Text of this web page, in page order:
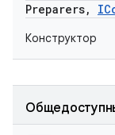
Preparers,
Конструктор